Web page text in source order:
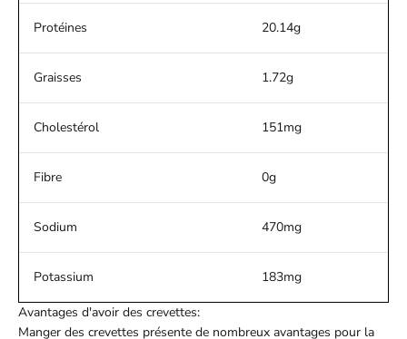
Protéines 20.14g
Graisses 1.72g
Cholestérol 151mg
Fibre 0g
Sodium 470mg
Potassium 183mg
Avantages d'avoir des crevettes:
Manger des crevettes présente de nombreux avantages pour la